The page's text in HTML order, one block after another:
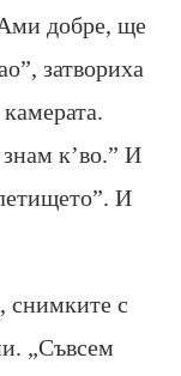
добре, ще
затвориха
к’во.” И
И
снимките с
„Съвсем